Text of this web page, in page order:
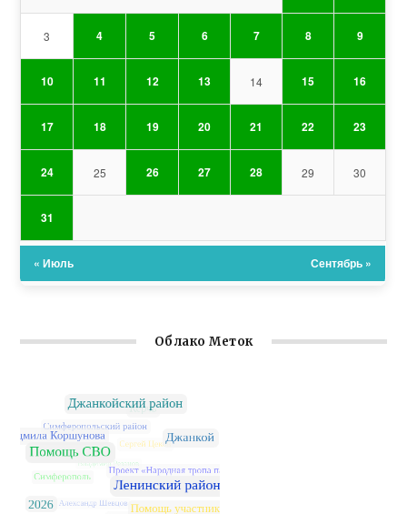
3 4 5 6 7 8 9
10 11 12 13 14 15 16
17 18 19 20 21 22 23
24 25 26 27 28 29 30
31
« Июль Сентябрь »
Облако Меток